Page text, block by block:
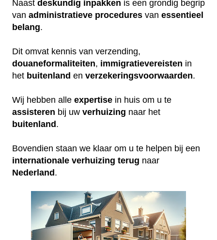
Naast deskundig inpakken is een grondig begrip
van administratieve procedures van essentieel
belang.
Dit omvat kennis van verzending,
douaneformaliteiten, immigratievereisten in
het buitenland en verzekeringsvoorwaarden.
Wij hebben alle expertise in huis om u te
assisteren bij uw verhuizing naar het
buitenland.
Bovendien staan we klaar om u te helpen bij een
internationale verhuizing terug naar
Nederland.